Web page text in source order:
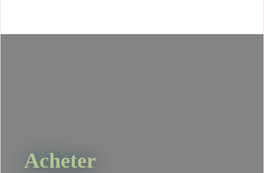
Acheter